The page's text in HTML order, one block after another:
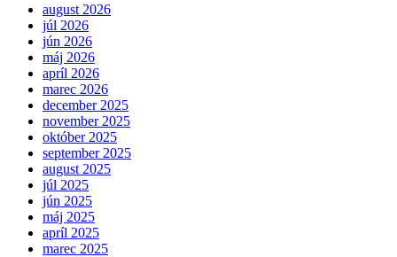
august 2026
júl 2026
jún 2026
máj 2026
apríl 2026
marec 2026
december 2025
november 2025
október 2025
september 2025
august 2025
júl 2025
jún 2025
máj 2025
apríl 2025
marec 2025